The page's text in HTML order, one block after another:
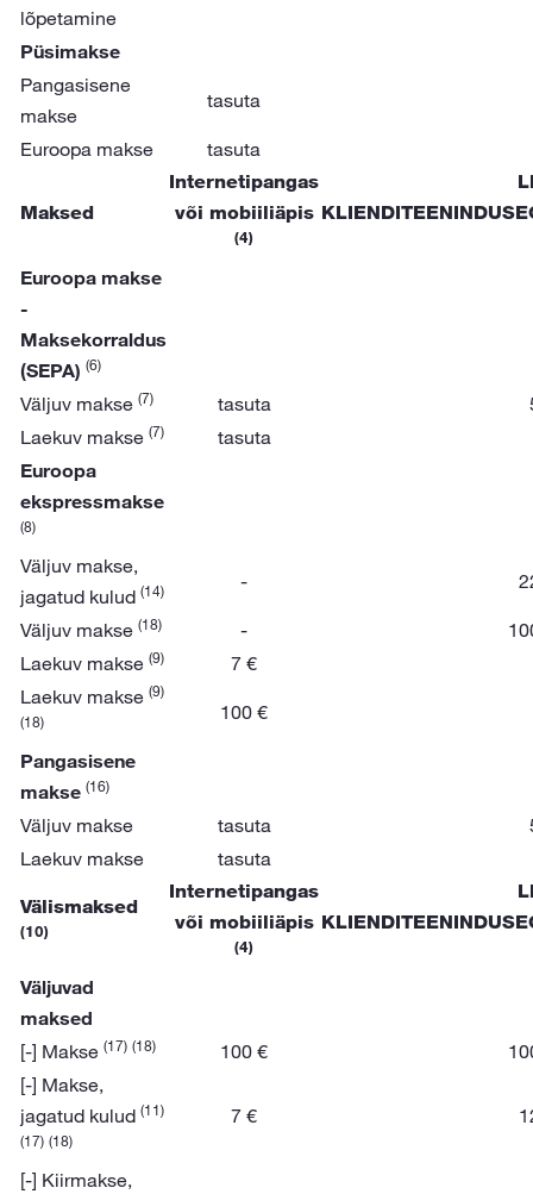
lõpetamine
Püsimakse
Pangasisene
makse
tasuta
Euroopa makse tasuta
Maksed
Internetipangas
või mobiiliäpis
(4)
Euroopa makse
-
Maksekorraldus
(SEPA) (6)
Väljuv makse (7) tasuta
Laekuv makse (7)
tasuta
Euroopa
ekspressmakse
(8)
Väljuv makse,
jagatud kulud (14) -
Väljuv makse (18) -
Laekuv makse (9)
7 €
Laekuv makse (9)
(18)
100 €
Pangasisene
makse (16)
Väljuv makse tasuta
Laekuv makse
tasuta
Välismaksed
(10)
Internetipangas
või mobiiliäpis
(4)
Väljuvad
maksed
[-] Makse (17) (18) 100 €
[-] Makse,
jagatud kulud (11)
(17) (18)
7 €
[-] Kiirmakse,